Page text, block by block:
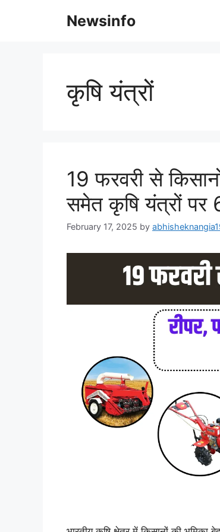
Newsinfo
कृषि यंत्रों
19 फरवरी से
समेत कृषि यंत्रों पर
February 17, 2025 by